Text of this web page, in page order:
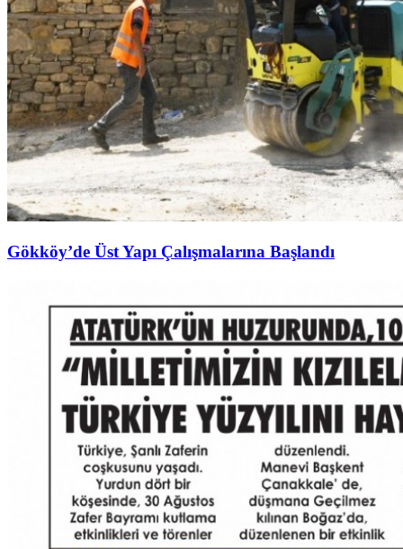
Gökköy’de Üst Yapı Çalışmalarına Başlandı